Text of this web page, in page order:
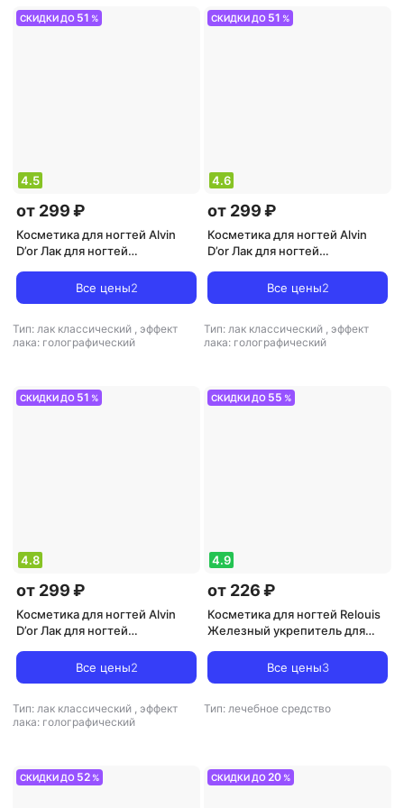
СКИДКИ ДО 51 %
4.5
от 299 ₽
Косметика для ногтей Alvin
D’or Лак для ногтей
Все цены2
Тип: лак классический , эффект
лака: голографический
СКИДКИ ДО 51 %
4.6
от 299 ₽
Косметика для ногтей Alvin
D’or Лак для ногтей
Все цены2
Тип: лак классический , эффект
лака: голографический
СКИДКИ ДО 51 %
4.8
от 299 ₽
Косметика для ногтей Alvin
D’or Лак для ногтей
Все цены2
Тип: лак классический , эффект
лака: голографический
СКИДКИ ДО 55 %
4.9
от 226 ₽
Косметика для ногтей Relouis
Железный укрепитель для
Все цены3
Тип: лечебное средство
СКИДКИ ДО 52 % СКИДКИ ДО20 %